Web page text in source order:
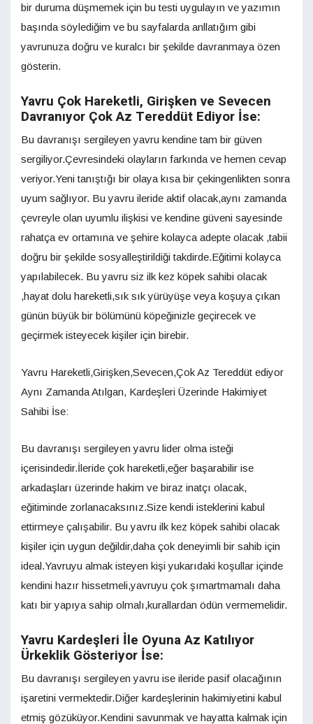
bir duruma düşmemek için bu testi uygulayın ve yazımın
başında söylediğim ve bu sayfalarda anllatığım gibi
yavrunuza doğru ve kuralcı bir şekilde davranmaya özen
gösterin.
Yavru Çok Hareketli, Girişken ve Sevecen
Davranıyor Çok Az Tereddüt Ediyor İse:
Bu davranışı sergileyen yavru kendine tam bir güven
sergiliyor.Çevresindeki olayların farkında ve hemen cevap
veriyor.Yeni tanıştığı bir olaya kısa bir çekingenlikten sonra
uyum sağlıyor. Bu yavru ileride aktif olacak,aynı zamanda
çevreyle olan uyumlu ilişkisi ve kendine güveni sayesinde
rahatça ev ortamına ve şehire kolayca adepte olacak ,tabii
doğru bir şekilde sosyalleştirildiği takdirde.Eğitimi kolayca
yapılabilecek. Bu yavru siz ilk kez köpek sahibi olacak
,hayat dolu hareketli,sık sık yürüyüşe veya koşuya çıkan
günün büyük bir bölümünü köpeğinizle geçirecek ve
geçirmek isteyecek kişiler için birebir.
Yavru Hareketli,Girişken,Sevecen,Çok Az Tereddüt ediyor
Aynı Zamanda Atılgan, Kardeşleri Üzerinde Hakimiyet
Sahibi İse:
Bu davranışı sergileyen yavru lider olma isteği
içerisindedir.İleride çok hareketli,eğer başarabilir ise
arkadaşları üzerinde hakim ve biraz inatçı olacak,
eğitiminde zorlanacaksınız.Size kendi isteklerini kabul
ettirmeye çalışabilir. Bu yavru ilk kez köpek sahibi olacak
kişiler için uygun değildir,daha çok deneyimli bir sahib için
ideal.Yavruyu almak isteyen kişi yukarıdaki koşullar içinde
kendini hazır hissetmeli,yavruyu çok şımartmamalı daha
katı bir yapıya sahip olmalı,kurallardan ödün vermemelidir.
Yavru Kardeşleri İle Oyuna Az Katılıyor
Ürkeklik Gösteriyor İse:
Bu davranışı sergileyen yavru ise ileride pasif olacağının
işaretini vermektedir.Diğer kardeşlerinin hakimiyetini kabul
etmiş gözüküyor.Kendini savunmak ve hayatta kalmak için